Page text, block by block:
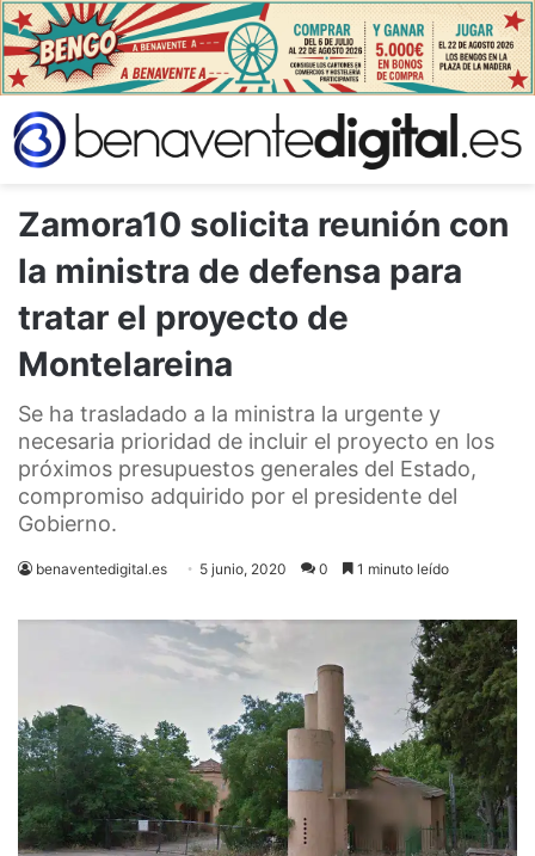
Zamora10 solicita reunión con
la ministra de defensa para
tratar el proyecto de
Montelareina
Se ha trasladado a la ministra la urgente y
necesaria prioridad de incluir el proyecto en los
próximos presupuestos generales del Estado,
compromiso adquirido por el presidente del
Gobierno.
benaventedigital.es 5 junio, 2020 0 1 minuto leído